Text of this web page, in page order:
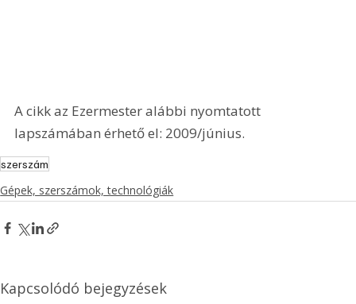
A cikk az Ezermester alábbi nyomtatott
lapszámában érhető el: 2009/június.
szerszám
Gépek, szerszámok, technológiák
Kapcsolódó bejegyzések